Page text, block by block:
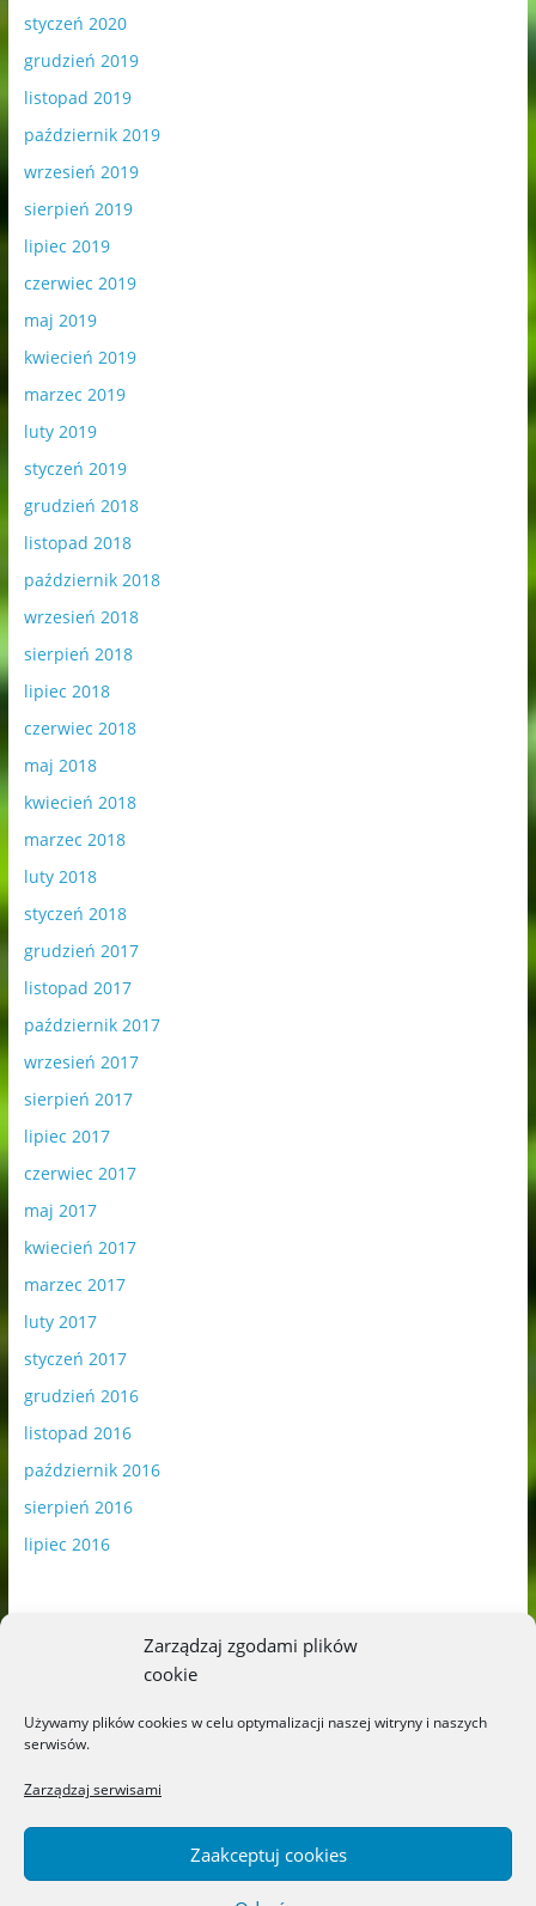
Zarządzaj zgodami plików
cookie
Używamy plików cookies w celu optymalizacji naszej witryny i naszych
serwisów.
Zarządzaj serwisami
Zaakceptuj cookies
styczeń 2020
grudzień 2019
listopad 2019
październik 2019
wrzesień 2019
sierpień 2019
lipiec 2019
czerwiec 2019
maj 2019
kwiecień 2019
marzec 2019
luty 2019
styczeń 2019
grudzień 2018
listopad 2018
październik 2018
wrzesień 2018
sierpień 2018
lipiec 2018
czerwiec 2018
maj 2018
kwiecień 2018
marzec 2018
luty 2018
styczeń 2018
grudzień 2017
listopad 2017
październik 2017
wrzesień 2017
sierpień 2017
lipiec 2017
czerwiec 2017
maj 2017
kwiecień 2017
marzec 2017
luty 2017
styczeń 2017
grudzień 2016
listopad 2016
październik 2016
sierpień 2016
lipiec 2016